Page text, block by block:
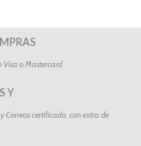
Visa o Mastercard
Y
Correos certificado, con extra de